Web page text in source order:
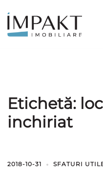
conținut
Etichetă:
inchiriat
2018-10-31 SFATURI